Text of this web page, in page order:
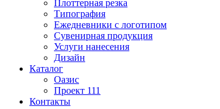
Плоттерная резка
Типография
Ежедневники с логотипом
Сувенирная продукция
Услуги нанесения
Дизайн
Каталог
Оазис
Проект 111
Контакты